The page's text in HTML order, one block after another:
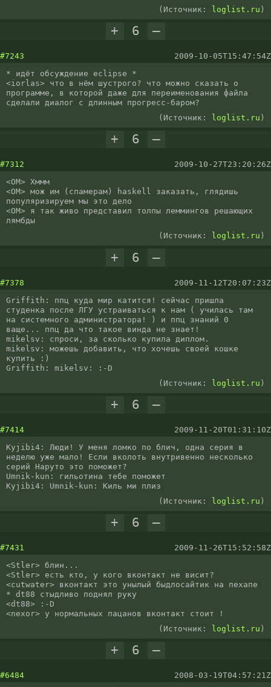
(Источник:
loglist.ru )
+ 6 –
#7243
2009-10-05T15:47:54Z
* идёт обсуждение eclipse *
<iorlas> что в нём шустрого? что можно сказать о
программе, в которой даже для переименования файла
сделали диалог с длинным прогресс-баром?
(Источник:
loglist.ru )
+ 6 –
#7312
2009-10-27T23:20:26Z
<OM> Хммм
<OM> мож им (спамерам) haskell заказать, глядишь
популяризируем мы это дело
<OM> я так живо представил толпы леммингов решающих
лямбды
(Источник:
loglist.ru )
+ 6 –
#7378
2009-11-12T20:07:23Z
Griffith: ппц куда мир катится! сейчас пришла
студенка после ЛГУ устраиваться к нам ( училась там
на системного администратора! ) и ппц знаний 0
ваще... ппц да что такое винда не знает!
mikelsv: спроси, за сколько купила диплом.
mikelsv: можешь добавить, что хочешь своей кошке
купить :)
Griffith: mikelsv: :-D
(Источник: loglist.ru )
+ 6 –
#7414
2009-11-20T01:31:10Z
Kyjibi4: Люди! У меня ломко по блич, одна серия в
неделю уже мало! Если вколоть внутривенно несколько
серий Наруто это поможет?
Umnik-kun: гильотина тебе поможет
Kyjibi4: Umnik-kun: Киль ми плиз
(Источник: loglist.ru )
+ 6 –
#7431
2009-11-26T15:52:58Z
<Stler> блин...
<Stler> есть кто, у кого вконтакт не висит?
<cutwater> вконтакт это унылый быдлосайтик на пехапе
* dt88 стыдливо поднял руку
<dt88> :-D
<nexor> у нормальных пацанов вконтакт стоит !
(Источник:
loglist.ru )
+ 6 –
#6484
2008-03-19T04:57:21Z